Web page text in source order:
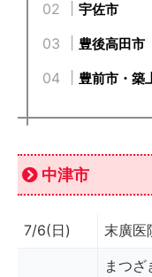
宇佐市
豊後高田市
豊前市・築
中津市
7/6(日) 末廣医
まつざ